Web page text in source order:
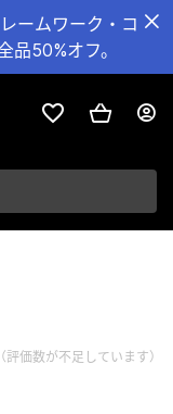
ームワーク・コ
50%オフ。
（評価数が不足しています）